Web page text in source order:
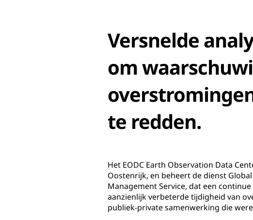
Versnelde
om
te redden.
Het EODC Earth Observation Data
Oostenrijk, en beheert de dienst
Management Service, dat een
aanzienlijk verbeterde tijdigheid van
publiek-private samenwerking die